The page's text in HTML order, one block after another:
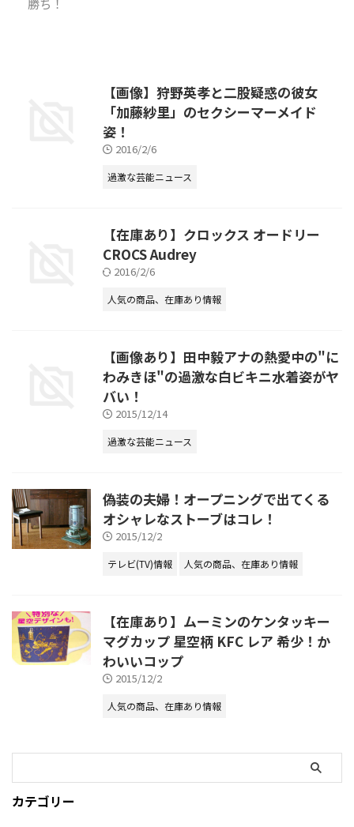
勝ち！
【画像】狩野英孝と二股疑惑の彼女
「加藤紗里」のセクシーマーメイド
姿！
2016/2/6
過激な芸能ニュース
【在庫あり】クロックス オードリー
CROCS Audrey
2016/2/6
人気の商品、在庫あり情報
【画像あり】田中毅アナの熱愛中の"に
わみきほ"の過激な白ビキニ水着姿がヤ
バい！
2015/12/14
過激な芸能ニュース
偽装の夫婦！オープニングで出てくる
オシャレなストーブはコレ！
2015/12/2
テレビ(TV)情報 人気の商品、在庫あり情報
【在庫あり】ムーミンのケンタッキー
マグカップ 星空柄 KFC レア 希少！か
わいいコップ
2015/12/2
人気の商品、在庫あり情報
カテゴリー